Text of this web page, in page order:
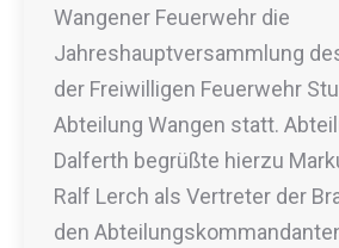
Wangener Feuerwehr die
Jahreshauptversammlung
der Freiwilligen Feuerwehr
Abteilung Wangen statt.
Dalferth begrüßte hierzu
Ralf Lerch als Vertreter der
den